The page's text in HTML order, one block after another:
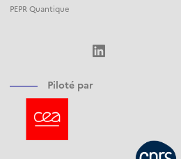
PEPR Quantique
LinkedIn
Piloté par